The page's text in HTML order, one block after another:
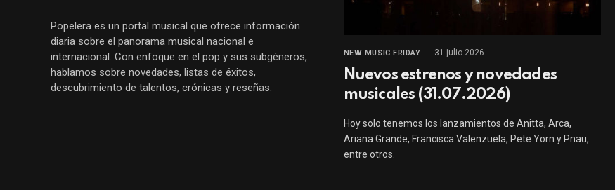
Popelera es un portal musical que ofrece información
diaria sobre el panorama musical nacional e
internacional. Con enfoque en el pop y sus subgéneros,
hablamos sobre novedades, listas de éxitos,
descubrimiento de talentos, crónicas y reseñas.
NEW MUSIC FRIDAY 31 julio 2026
Nuevos estrenos y novedades
musicales (31.07.2026)
Hoy solo tenemos los lanzamientos de Anitta, Arca,
Ariana Grande, Francisca Valenzuela, Pete Yorn y Pnau,
entre otros.